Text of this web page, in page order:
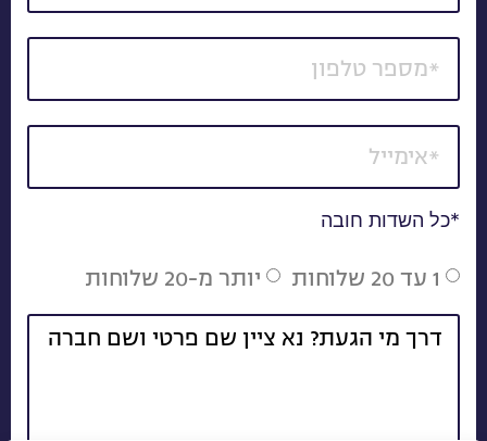
*כל השדות חובה
1 עד 20 שלוחות יותר מ-20 שלוחות